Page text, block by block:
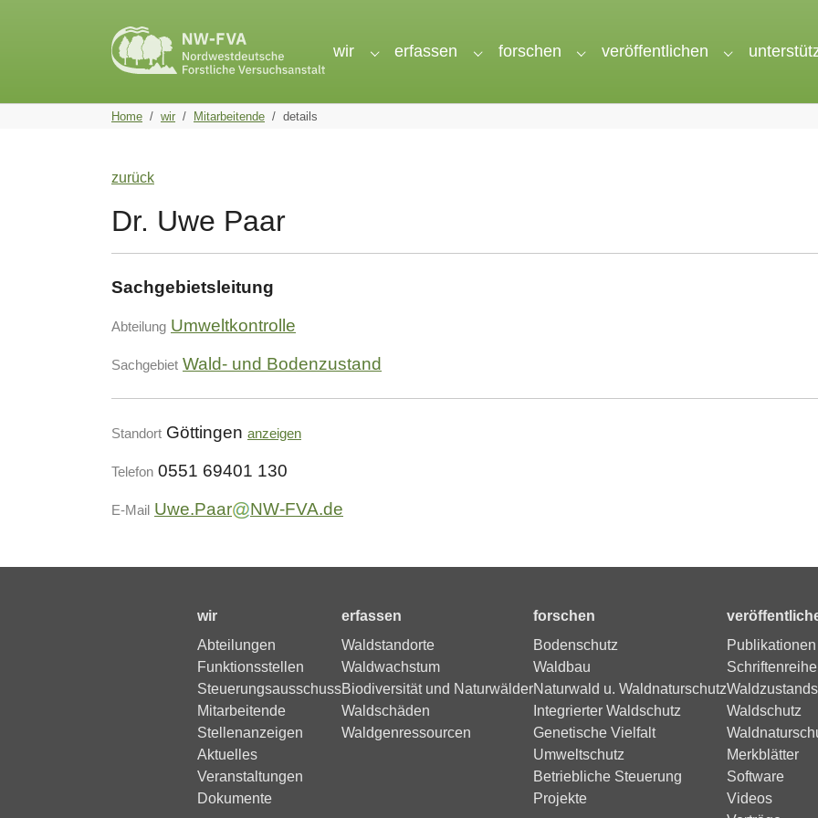
wir
Submenu for "wir"
erfassen
Submenu for "erfassen"
forschen
Submenu for "forschen"
veröffentlichen
Submenu
You are here:
Home wir Mitarbeitende details
zurück
Dr. Uwe Paar
Sachgebietsleitung
Abteilung Umweltkontrolle
Sachgebiet Wald- und Bodenzustand
Standort Göttingen anzeigen
Telefon 0551 69401 130
E-Mail Uwe.Paar NW-FVA.de
wir
Abteilungen
Funktionsstellen
Steuerungsausschuss
Mitarbeitende
Stellenanzeigen
Aktuelles
Veranstaltungen
Dokumente
erfassen
Waldstandorte
Waldwachstum
Biodiversität und Naturwälder
Waldschäden
Waldgenressourcen
forschen
Bodenschutz
Waldbau
Naturwald u. Waldnaturschutz
Integrierter Waldschutz
Genetische Vielfalt
Umweltschutz
Betriebliche Steuerung
Projekte
Publikationen
Schriftenreihe
Waldschutz
Merkblätter
Software
Videos